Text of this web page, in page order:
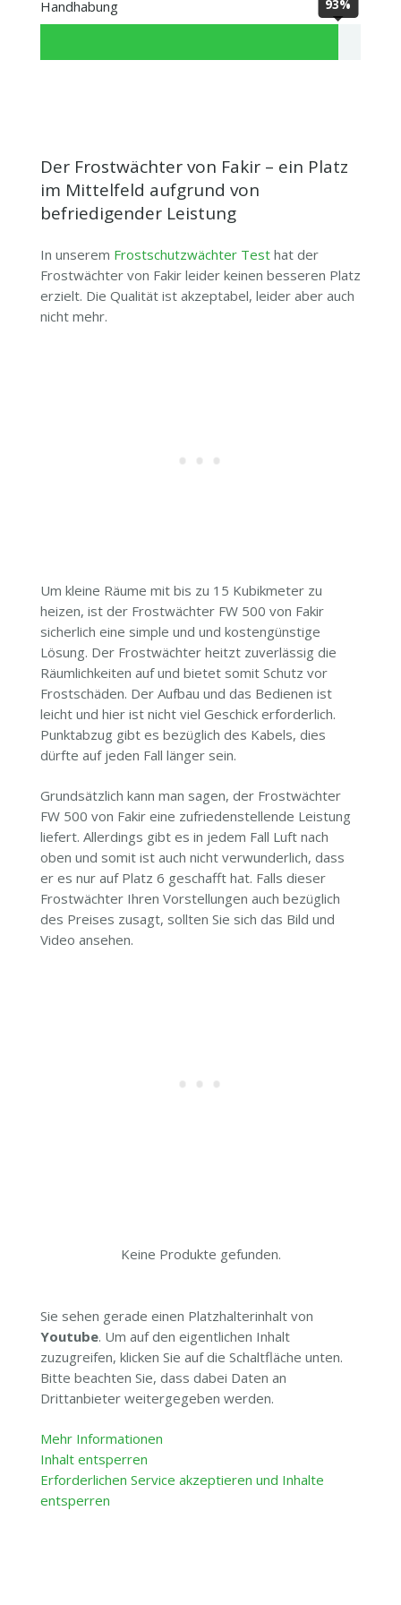
Handhabung 93%
Der Frostwächter von Fakir – ein Platz
im Mittelfeld aufgrund von
befriedigender Leistung
In unserem Frostschutzwächter Test hat der
Frostwächter von Fakir leider keinen besseren Platz
erzielt. Die Qualität ist akzeptabel, leider aber auch
nicht mehr.
Um kleine Räume mit bis zu 15 Kubikmeter zu
heizen, ist der Frostwächter FW 500 von Fakir
sicherlich eine simple und und kostengünstige
Lösung. Der Frostwächter heitzt zuverlässig die
Räumlichkeiten auf und bietet somit Schutz vor
Frostschäden. Der Aufbau und das Bedienen ist
leicht und hier ist nicht viel Geschick erforderlich.
Punktabzug gibt es bezüglich des Kabels, dies
dürfte auf jeden Fall länger sein.
Grundsätzlich kann man sagen, der Frostwächter
FW 500 von Fakir eine zufriedenstellende Leistung
liefert. Allerdings gibt es in jedem Fall Luft nach
oben und somit ist auch nicht verwunderlich, dass
er es nur auf Platz 6 geschafft hat. Falls dieser
Frostwächter Ihren Vorstellungen auch bezüglich
des Preises zusagt, sollten Sie sich das Bild und
Video ansehen.
Keine Produkte gefunden.
Sie sehen gerade einen Platzhalterinhalt von
Youtube. Um auf den eigentlichen Inhalt
zuzugreifen, klicken Sie auf die Schaltfläche unten.
Bitte beachten Sie, dass dabei Daten an
Drittanbieter weitergegeben werden.
Mehr Informationen
Inhalt entsperren
Erforderlichen Service akzeptieren und Inhalte
entsperren